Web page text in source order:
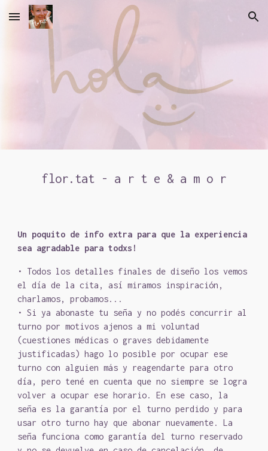
Skip to main content Skip to navigation
flor.tat - a r t e & a m o r
Un poquito de info extra para que la experiencia
sea agradable para todxs!
• Todos los detalles finales de diseño los vemos
el día de la cita, así miramos inspiración,
charlamos, probamos...
• Si ya abonaste tu seña y no podés concurrir al
turno por motivos ajenos a mi voluntad
(cuestiones médicas o graves debidamente
justificadas) hago lo posible por ocupar ese
turno con alguien más y reagendarte para otro
día, pero tené en cuenta que no siempre se logra
volver a ocupar ese horario. En ese caso, la
seña es la garantía por el turno perdido y para
usar otro turno hay que abonar nuevamente. La
seña funciona como garantía del turno reservado